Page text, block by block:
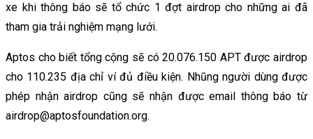
xe khi thông báo sẽ tổ chức 1 đợt airdrop cho những ai đã
tham gia trải nghiệm mạng lưới.
Aptos cho biết tổng cộng sẽ có 20.076.150 APT được airdrop
cho 110.235 địa chỉ ví đủ điều kiện. Nhũng người dùng được
phép nhận airdrop cũng sẽ nhận được email thông báo từ
airdrop@aptosfoundation.org.